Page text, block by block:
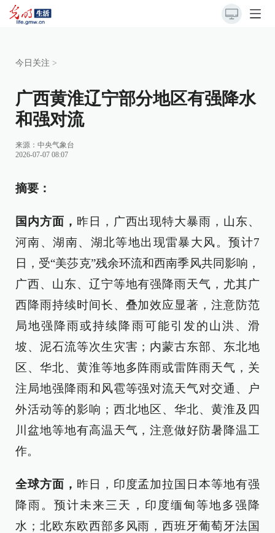
今日关注 >
广西黄淮辽宁部分地区有强降水
和强对流
来源： 中央气象台
2026-07-07 08:07
摘要：
国内方面， 昨日，广西出现特大暴雨，山东、
河南、湖南、湖北等地出现雷暴大风。预计7
日，受“美莎克”残余环流和西南季风共同影响，
广西、山东、辽宁等地有强降雨天气，尤其广
西降雨持续时间长、叠加效应显著，注意防范
局地强降雨或持续降雨可能引发的山洪、滑
坡、泥石流等次生灾害；内蒙古东部、东北地
区、华北、黄淮等地多阵雨或雷阵雨天气，关
注局地强降雨和风雹等强对流天气对交通、户
外活动等的影响；西北地区、华北、黄淮及四
川盆地等地有高温天气，注意做好防暑降温工
作。
全球方面， 昨日，印度孟加拉国日本等地有强
降雨。预计未来三天，印度缅甸等地多强降
水；北欧东欧西部多风雨，西班牙葡萄牙法国